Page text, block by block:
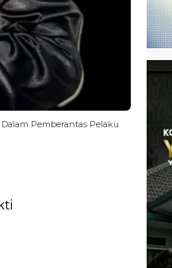
Pemberantas Pelaku